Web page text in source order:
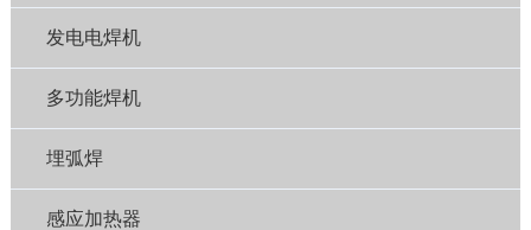
发电电焊机
多功能焊机
埋弧焊
感应加热器